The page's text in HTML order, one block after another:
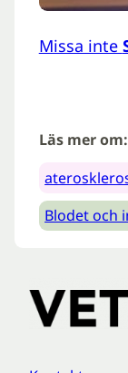
Missa inte
Läs mer om:
Blodet och